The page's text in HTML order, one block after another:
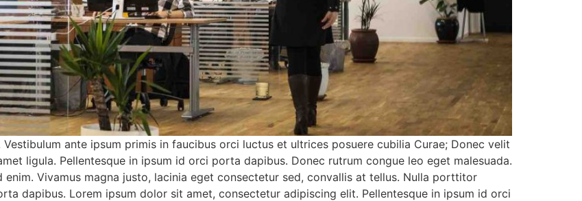
ante ipsum primis in faucibus orci luctus et ultrices posuere cubilia Curae; Donec velit
ligula. Pellentesque in ipsum id orci porta dapibus. Donec rutrum congue leo eget malesuada.
Vivamus magna justo, lacinia eget consectetur sed, convallis at tellus. Nulla porttitor
dapibus. Lorem ipsum dolor sit amet, consectetur adipiscing elit. Pellentesque in ipsum id orci